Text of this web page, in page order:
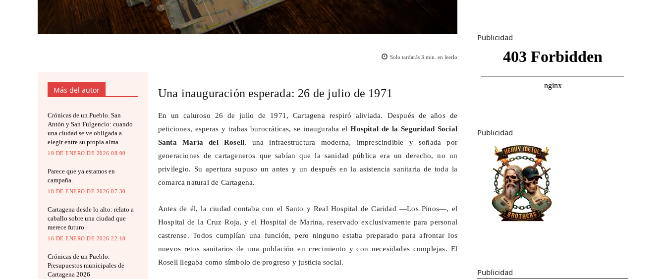
Solo tardarás3 min. en leerlo
Más del autor
Crónicas de un Pueblo. San
Antón y San Fulgencio: cuando
una ciudad se ve obligada a
elegir entre su propia alma.
19 DE ENERO DE 2026 08:00
Parece que ya estamos en
campaña.
18 DE ENERO DE 2026 07:30
Cartagena desde lo alto: relato a
caballo sobre una ciudad que
merece futuro.
16 DE ENERO DE 2026 22:18
Crónicas de un Pueblo.
Presupuestos municipales de
Cartagena 2026
Una inauguración esperada: 26 de julio de 1971
En un caluroso 26 de julio de 1971, Cartagena respiró aliviada. Después de años de
peticiones, esperas y trabas burocráticas, se inauguraba elHospital de la Seguridad Social
Santa María del Rosell, una infraestructura moderna, imprescindible y soñada por
generaciones de cartageneros que sabían que la sanidad pública era un derecho, no un
privilegio. Su apertura supuso un antes y un después en la asistencia sanitaria de toda la
comarca natural de Cartagena.
Antes de él, la ciudad contaba con el Santo y Real Hospital de Caridad —Los Pinos—, el
Hospital de la Cruz Roja, y el Hospital de Marina, reservado exclusivamente para personal
castrense. Todos cumplían una función, pero ninguno estaba preparado para afrontar los
nuevos retos sanitarios de una población en crecimiento y con necesidades complejas. El
Rosell llegaba como símbolo de progreso y justicia social.
Publicidad
Publicidad
Publicidad